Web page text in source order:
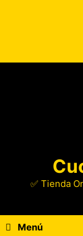
✅ Tienda
Menú